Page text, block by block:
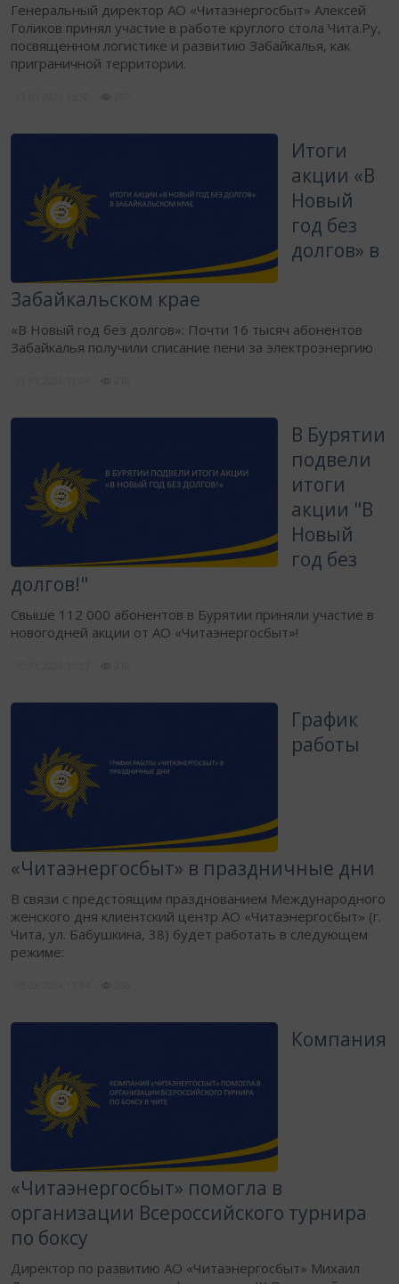
Генеральный директор АО «Читаэнергосбыт» Алексей
Голиков принял участие в работе круглого стола Чита.Ру,
посвященном логистике и развитию Забайкалья, как
приграничной территории.
Итоги
акции ​«В
Новый
год без
долгов» в
Забайкальском крае
​«В Новый год без долгов»: Почти 16 тысяч абонентов
Забайкалья получили списание пени за электроэнергию
В Бурятии
подвели
итоги
акции "В
Новый
год без
долгов!"
Свыше 112 000 абонентов в Бурятии приняли участие в
новогодней акции от АО «Читаэнергосбыт»!
​График
работы
«Читаэнергосбыт» в праздничные дни
В связи с предстоящим празднованием Международного
женского дня клиентский центр АО «Читаэнергосбыт» (г.
Чита, ул. Бабушкина, 38) будет работать в следующем
режиме:
Компания
«Читаэнергосбыт» помогла в
организации Всероссийского турнира
по боксу
​Директор по развитию АО «Читаэнергосбыт» Михаил